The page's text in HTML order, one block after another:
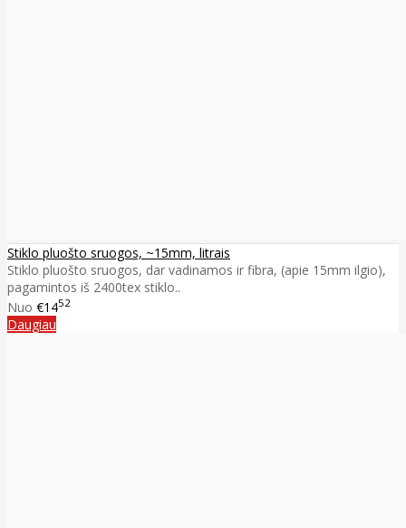
Stiklo pluošto sruogos, ~15mm, litrais
Stiklo pluošto sruogos, dar vadinamos ir fibra, (apie 15mm ilgio),
pagamintos iš 2400tex stiklo..
Nuo €1452
Daugiau